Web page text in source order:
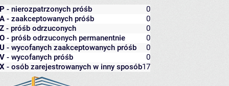
P - nierozpatrzonych próśb
0
A - zaakceptowanych próśb
0
Z - próśb odrzuconych
0
O - próśb odrzuconych permanentnie
0
U - wycofanych zaakceptowanych próśb
0
V - wycofanych próśb
0
X - osób zarejestrowanych w inny sposób17